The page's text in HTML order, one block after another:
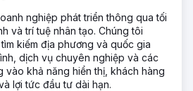
nghiệp phát triển thông qua tối
và trí tuệ nhân tạo. Chúng tôi
kiếm địa phương và quốc gia
dịch vụ chuyên nghiệp và các
vào khả năng hiển thị, khách hàng
lợi tức đầu tư dài hạn.